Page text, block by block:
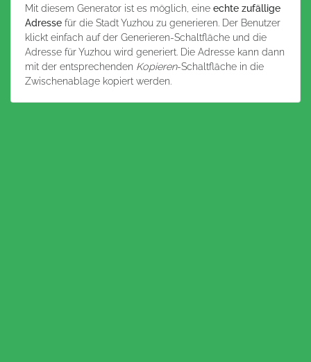
Mit diesem Generator ist es möglich, eine echte zufällige
Adresse für die Stadt Yuzhou zu generieren. Der Benutzer
klickt einfach auf der Generieren-Schaltfläche und die
Adresse für Yuzhou wird generiert. Die Adresse kann dann
mit der entsprechenden Kopieren-Schaltfläche in die
Zwischenablage kopiert werden.